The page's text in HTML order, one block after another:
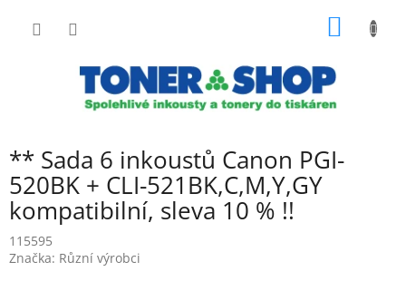
** Sada 6 inkoustů Canon PGI-
520BK + CLI-521BK,C,M,Y,GY
kompatibilní, sleva 10 % !!
115595
Značka: Různí výrobci